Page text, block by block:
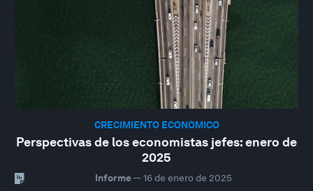
CRECIMIENTO ECONÓMICO
Perspectivas de los economistas jefes: enero de
2025
Informe—16 de enero de 2025